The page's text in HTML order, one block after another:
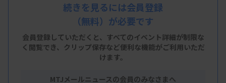
LIVE配信
続きを見るには会員登録
（無料）が必要です
会員登録していただくと、すべてのイベント詳細が制限な
く閲覧でき、 クリップ保存など便利な機能がご利用いただ
けます。
MTJメールニュースの会員のみなさまへ